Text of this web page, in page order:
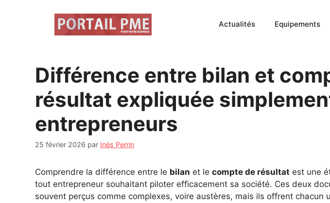
Actualités Equipements
Différence entre bilan et
résultat expliquée
entrepreneurs
25 février 2026 par Inès Perrin
Comprendre la différence entre le bilan et le compte de résultat est une
tout entrepreneur souhaitant piloter efficacement sa société. Ces deux
souvent perçus comme complexes, voire austères, mais ils offrent chacun